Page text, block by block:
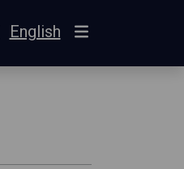
English